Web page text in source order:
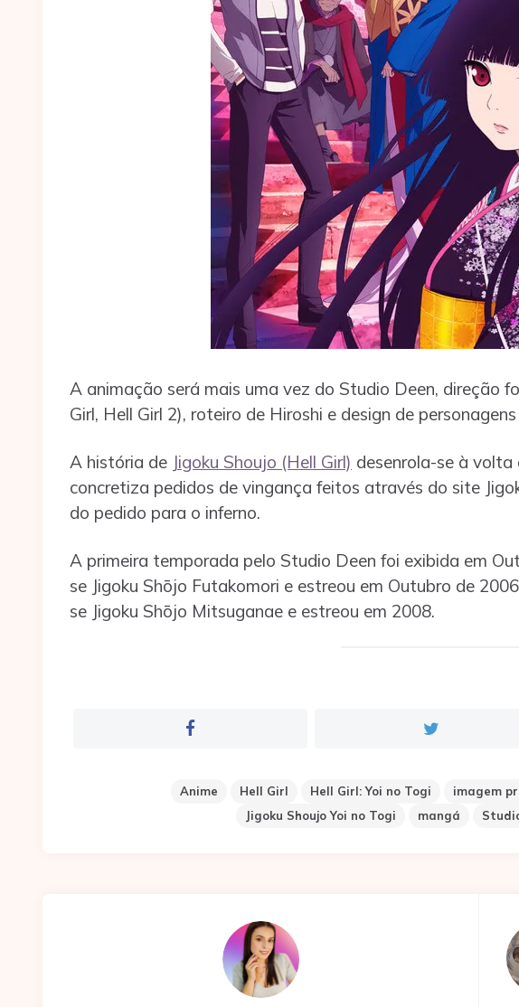
A animação será mais uma vez do Studio Deen, direção
Girl, Hell Girl 2), roteiro de Hiroshi e design de
A história de Jigoku Shoujo (Hell Girl) desenrola-se à volta
concretiza pedidos de vingança feitos através do site
do pedido para o inferno.
A primeira temporada pelo Studio Deen foi exibida em
se Jigoku Shōjo Futakomori e estreou em Outubro de
se Jigoku Shōjo Mitsuganae e estreou em 2008.
Anime Hell Girl Hell Girl: Yoi no Togi imagem
Jigoku Shoujo Yoi no Togi
mangá